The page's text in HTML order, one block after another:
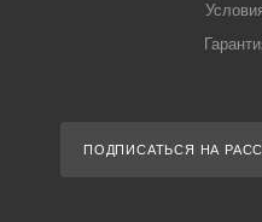
ПОДПИСАТЬСЯ НА